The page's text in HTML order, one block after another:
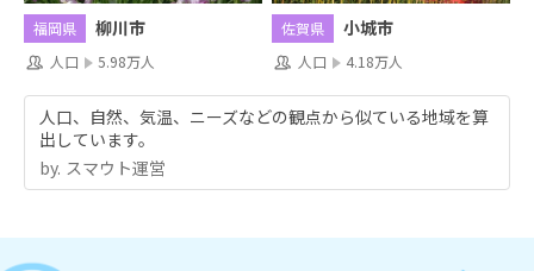
福岡県 柳川市
人口 5.98万人
佐賀県 小城市
人口 4.18万人
人口、自然、気温、ニーズなどの観点から似ている地域を算
出しています。
by.︎ スマウト運営